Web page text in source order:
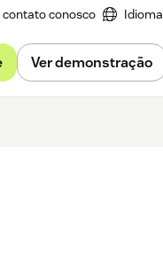
contato conosco Idioma
Ver demonstração